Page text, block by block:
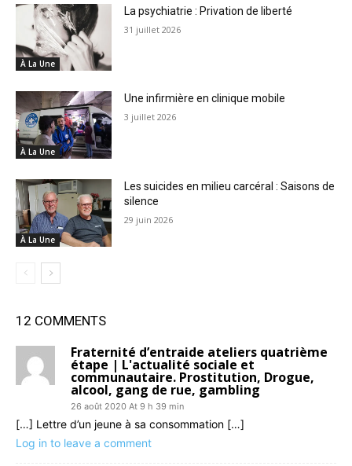
À La Une
La psychiatrie : Privation de liberté
31 juillet 2026
À La Une
Une infirmière en clinique mobile
3 juillet 2026
À La Une
Les suicides en milieu carcéral : Saisons de
silence
29 juin 2026
12 COMMENTS
Fraternité d’entraide ateliers quatrième
étape | L'actualité sociale et
communautaire. Prostitution, Drogue,
alcool, gang de rue, gambling
26 août 2020 At 9 h 39 min
[…] Lettre d’un jeune à sa consommation […]
Log in to leave a comment